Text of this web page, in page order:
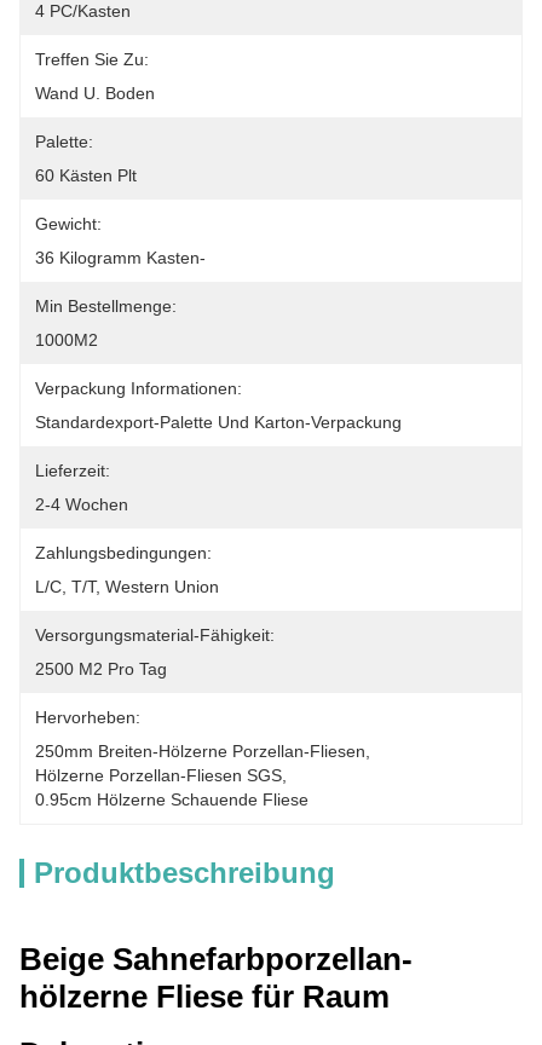
4 PC/Kasten
Treffen Sie Zu:
Wand U. Boden
Palette:
60 Kästen Plt
Gewicht:
36 Kilogramm Kasten-
Min Bestellmenge:
1000M2
Verpackung Informationen:
Standardexport-Palette Und Karton-Verpackung
Lieferzeit:
2-4 Wochen
Zahlungsbedingungen:
L/C, T/T, Western Union
Versorgungsmaterial-Fähigkeit:
2500 M2 Pro Tag
Hervorheben:
250mm Breiten-Hölzerne Porzellan-Fliesen
Hölzerne Porzellan-Fliesen SGS
0.95cm Hölzerne Schauende Fliese
Produktbeschreibung
Beige Sahnefarbporzellan-
hölzerne Fliese für Raum